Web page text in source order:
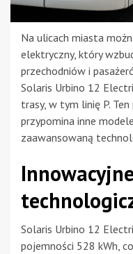
Na ulicach miasta
elektryczny, który
przechodniów i
Solaris Urbino 12
trasy, w tym linię P.
przypomina inne
zaawansowaną
Solaris Urbino 12
pojemności 528 kWh,